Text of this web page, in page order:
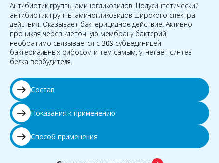
Антибиотик группы аминогликозидов. Полусинтетический
антибиотик группы аминогликозидов широкого спектра
действия. Оказывает бактерицидное действие. Активно
проникая через клеточную мембрану бактерий,
необратимо связывается с 30S cубъединицей
бактериальных рибосом и тем самым, угнетает синтез
белка возбудителя.
east Состав
east Показания к применению
east Способ применения